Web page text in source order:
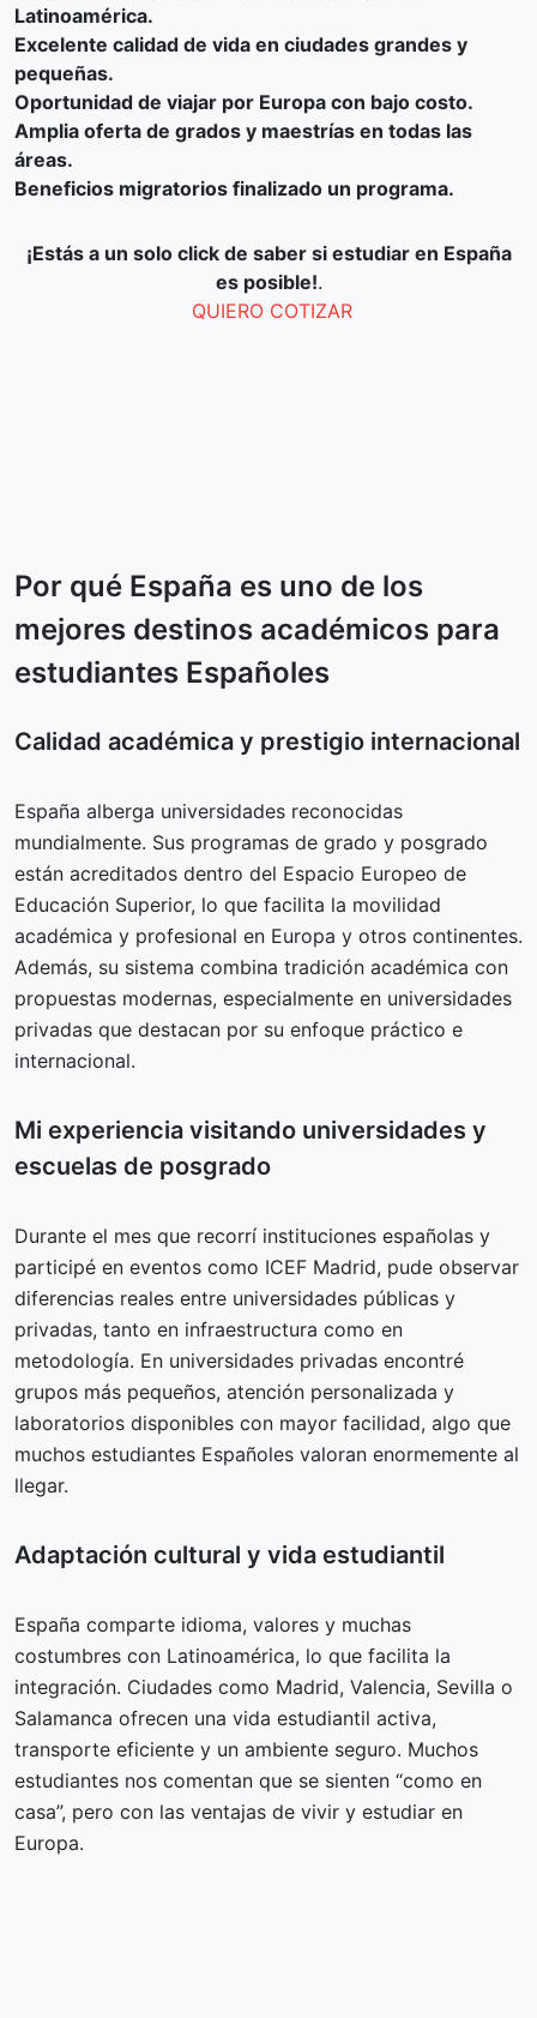
Latinoamérica.
Excelente calidad de vida en ciudades grandes y
pequeñas.
Oportunidad de viajar por Europa con bajo costo.
Amplia oferta de grados y maestrías en todas las
áreas.
Beneficios migratorios finalizado un programa.
¡Estás a un solo click de saber si estudiar en España
es posible!.
QUIERO COTIZAR
Por qué España es uno de los
mejores destinos académicos para
estudiantes Españoles
Calidad académica y prestigio internacional
España alberga universidades reconocidas
mundialmente. Sus programas de grado y posgrado
están acreditados dentro del Espacio Europeo de
Educación Superior, lo que facilita la movilidad
académica y profesional en Europa y otros continentes.
Además, su sistema combina tradición académica con
propuestas modernas, especialmente en universidades
privadas que destacan por su enfoque práctico e
internacional.
Mi experiencia visitando universidades y
escuelas de posgrado
Durante el mes que recorrí instituciones españolas y
participé en eventos como ICEF Madrid, pude observar
diferencias reales entre universidades públicas y
privadas, tanto en infraestructura como en
metodología. En universidades privadas encontré
grupos más pequeños, atención personalizada y
laboratorios disponibles con mayor facilidad, algo que
muchos estudiantes Españoles valoran enormemente al
llegar.
Adaptación cultural y vida estudiantil
España comparte idioma, valores y muchas
costumbres con Latinoamérica, lo que facilita la
integración. Ciudades como Madrid, Valencia, Sevilla o
Salamanca ofrecen una vida estudiantil activa,
transporte eficiente y un ambiente seguro. Muchos
estudiantes nos comentan que se sienten “como en
casa”, pero con las ventajas de vivir y estudiar en
Europa.